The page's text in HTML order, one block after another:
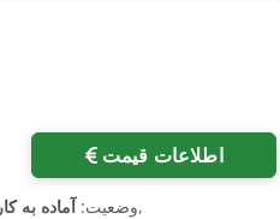
اطلاعات قیمت
وضعیت:آماده به ,